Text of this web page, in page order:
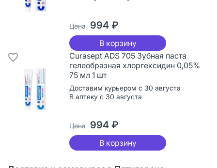
Цена 994 ₽
В корзину
Curasept ADS 705 Зубная паста
гелеобразная хлоргексидин 0,05%
75 мл 1 шт
Доставим курьером с 30 августа
В аптеку с 30 августа
Цена 994 ₽
В корзину